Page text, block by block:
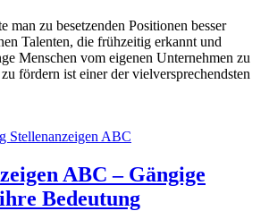
man zu besetzenden Positionen besser
Talenten, die frühzeitig erkannt und
Menschen vom eigenen Unternehmen zu
fördern ist einer der vielversprechendsten
ABC – Gängige
Bedeutung